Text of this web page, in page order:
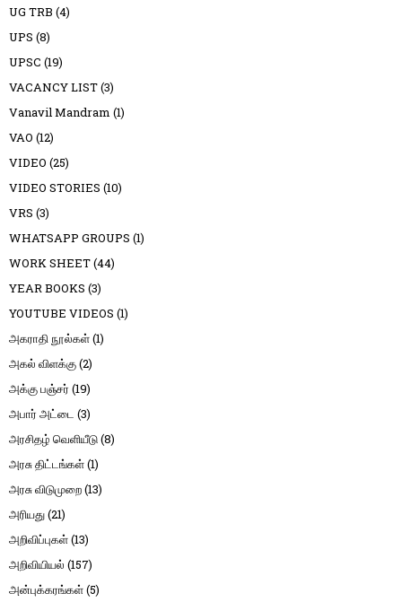
UG TRB (4)
UPS (8)
UPSC (19)
VACANCY LIST(3)
Vanavil Mandram (1)
VAO (12)
VIDEO (25)
VIDEO STORIES (10)
VRS (3)
WHATSAPP GROUPS (1)
WORK SHEET(44)
YEAR BOOKS (3)
YOUTUBE VIDEOS (1)
அகராதி நூல்கள்(1)
அகல் விளக்கு(2)
அக்கு பஞ்சர் (19)
அபார் அட்டை (3)
அரசிதழ் வெளியீடு(8)
அரசு திட்டங்கள்(1)
அரசு விடுமுறை(13)
அரியது(21)
அறிவிப்புகள்(13)
அறிவியியல் (157)
அன்புக்கரங்கள்(5)